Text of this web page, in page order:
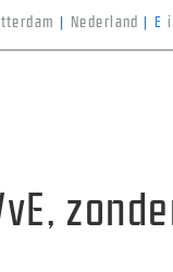
Nederland E